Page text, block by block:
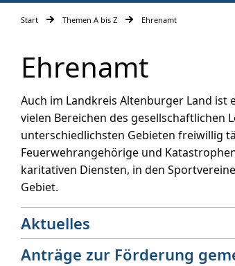
Start Themen A bis Z Ehrenamt
Ehrenamt
Auch im Landkreis Altenburger Land ist
vielen Bereichen des gesellschaftlichen
unterschiedlichsten Gebieten freiwillig
Feuerwehrangehörige und
karitativen Diensten, in den
Gebiet.
Aktuelles
Anträge zur Förderung